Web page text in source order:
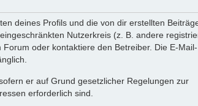
deines Profils und die von dir erstellten
Nutzerkreis (z. B. andere
oder kontaktiere den Betreiber. Die E-Mail-
er auf Grund gesetzlicher Regelungen zur
erforderlich sind.